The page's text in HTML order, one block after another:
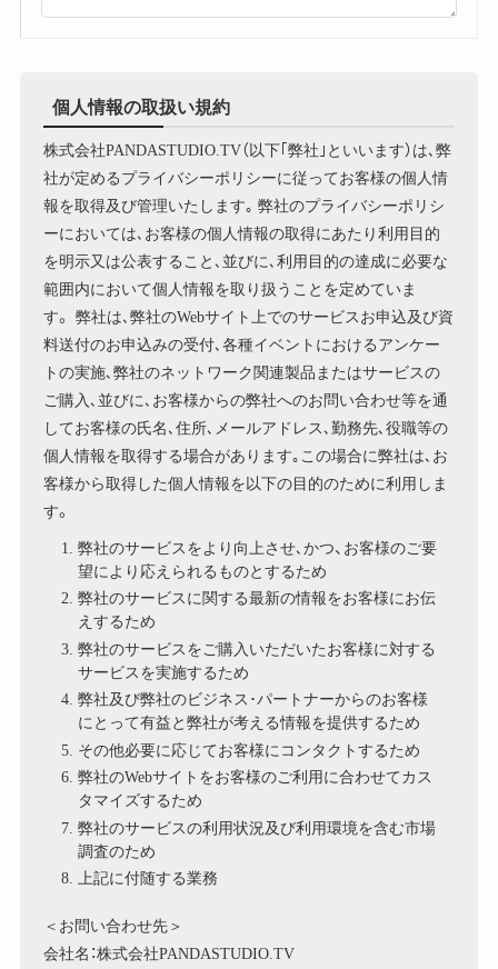
個人情報の取扱い規約
株式会社PANDASTUDIO.TV（以下｢弊社｣といいます）は､弊
社が定めるプライバシーポリシーに従ってお客様の個人情
報を取得及び管理いたします｡ 弊社のプライバシーポリシ
ーにおいては､お客様の個人情報の取得にあたり利用目的
を明示又は公表すること､並びに､利用目的の達成に必要な
範囲内において個人情報を取り扱うことを定めていま
す。 弊社は､弊社のWebサイト上でのサービスお申込及び資
料送付のお申込みの受付､各種イベントにおけるアンケー
トの実施､弊社のネットワーク関連製品またはサービスの
ご購入､並びに､お客様からの弊社へのお問い合わせ等を通
してお客様の氏名､住所､メールアドレス､勤務先､役職等の
個人情報を取得する場合があります｡この場合に弊社は､お
客様から取得した個人情報を以下の目的のために利用しま
す。
弊社のサービスをより向上させ､かつ、お客様のご要
望により応えられるものとするため
弊社のサービスに関する最新の情報をお客様にお伝
えするため
弊社のサービスをご購入いただいたお客様に対する
サービスを実施するため
弊社及び弊社のビジネス･パートナーからのお客様
にとって有益と弊社が考える情報を提供するため
その他必要に応じてお客様にコンタクトするため
弊社のWebサイトをお客様のご利用に合わせてカス
タマイズするため
弊社のサービスの利用状況及び利用環境を含む市場
調査のため
上記に付随する業務
＜お問い合わせ先＞
会社名：株式会社PANDASTUDIO.TV